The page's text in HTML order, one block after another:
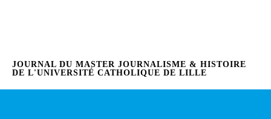
JOURNAL DU MASTER JOURNALISME & HISTOIRE
DE L'UNIVERSITÉ CATHOLIQUE DE LILLE